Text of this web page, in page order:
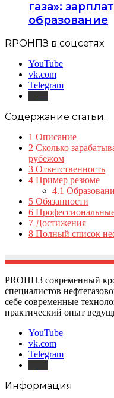
газа»:
образование
RPOНПЗ в соцсетях
YouTube
vk.com
Telegram
Содержание статьи:
1 Описание
2 Сколько
рубежом
3 Ответственность
4 Пример резюме
4.1
5 Обязанности
6
7 Достижения
8 Полный список
PROНПЗ современный
специалистов
себе современные
практический опыт
YouTube
vk.com
Telegram
Информация